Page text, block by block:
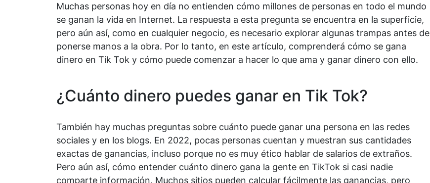
Muchas personas hoy en día no entienden cómo millones de personas en todo el mundo
se ganan la vida en Internet. La respuesta a esta pregunta se encuentra en la superficie,
pero aún así, como en cualquier negocio, es necesario explorar algunas trampas antes de
ponerse manos a la obra. Por lo tanto, en este artículo, comprenderá cómo se gana
dinero en Tik Tok y cómo puede comenzar a hacer lo que ama y ganar dinero con ello.
¿Cuánto dinero puedes ganar en Tik Tok?
También hay muchas preguntas sobre cuánto puede ganar una persona en las redes
sociales y en los blogs. En 2022, pocas personas cuentan y muestran sus cantidades
exactas de ganancias, incluso porque no es muy ético hablar de salarios de extraños.
Pero aún así, cómo entender cuánto dinero gana la gente en TikTok si casi nadie
comparte información. Muchos sitios pueden calcular fácilmente las ganancias, pero